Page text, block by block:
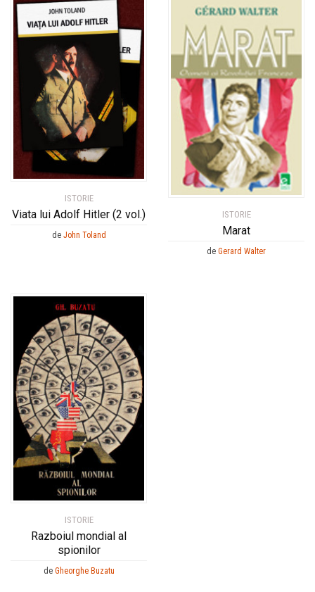
ISTORIE
Viata lui Adolf Hitler (2 vol.)
de John Toland
ISTORIE
Marat
de Gerard Walter
ISTORIE
Razboiul mondial al
spionilor
de Gheorghe Buzatu